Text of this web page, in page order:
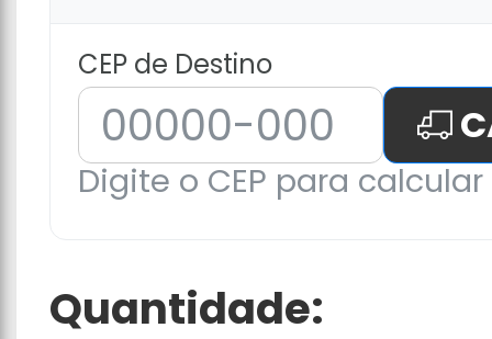
CEP de Destino
Digite o CEP para
Quantidade: